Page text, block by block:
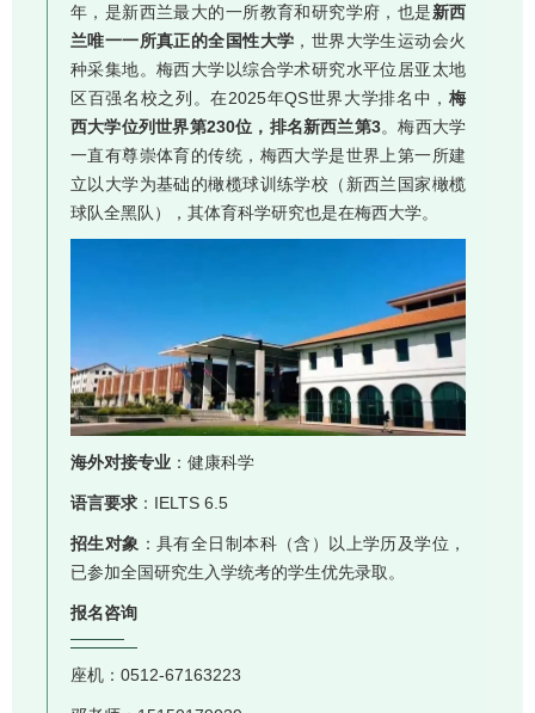
年，是新西兰最大的一所教育和研究学府，也是新西
兰唯一一所真正的全国性大学 ，世界大学生运动会火
种采集地。梅西大学以综合学术研究水平位居亚太地
区百强名校之列。在2025年QS世界大学排名中，梅
西大学位列世界第230位，排名新西兰第3。梅西大学
一直有尊崇体育的传统，梅西大学是世界上第一所建
立以大学为基础的橄榄球训练学校（新西兰国家橄榄
球队全黑队），其体育科学研究也是在梅西大学。
海外对接专业：健康科学
语言要求：IELTS 6.5
招生对象 ：具有全日制本科（含）以上学历及学位，
已参加全国研究生入学统考的学生优先录取。
报名咨询
座机：0512-67163223